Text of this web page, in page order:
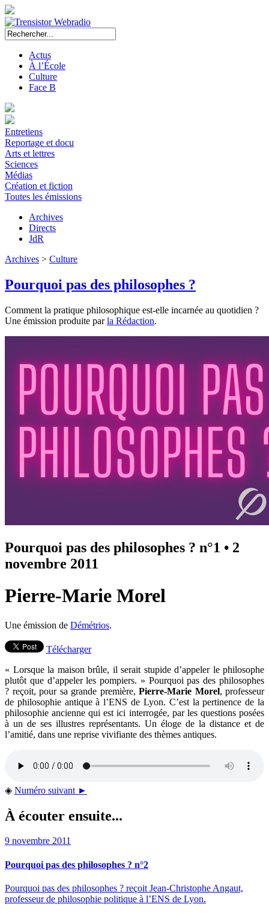
Actus
À l’École
Culture
Face B
Entretiens
Reportage et docu
Arts et lettres
Sciences
Médias
Création et fiction
Toutes les émissions
Archives
Directs
JdR
Archives > Culture
Pourquoi pas des philosophes ?
Comment la pratique philosophique est-elle incarnée au quotidien ?
Une émission produite parla Rédaction.
Pourquoi pas des philosophes ? n°1 • 2
novembre 2011
Pierre-Marie Morel
Une émission de Démétrios.
Télécharger
« Lorsque la maison brûle, il serait stupide d’appeler le philosophe
plutôt que d’appeler les pompiers. » Pourquoi pas des philosophes
? reçoit, pour sa grande première, Pierre-Marie Morel, professeur
de philosophie antique à l’ENS de Lyon. C’est la pertinence de la
philosophie ancienne qui est ici interrogée, par les questions posées
à un de ses illustres représentants. Un éloge de la distance et de
l’amitié, dans une reprise vivifiante des thèmes antiques.
◈ Numéro suivant ►
À écouter ensuite...
9 novembre 2011
Pourquoi pas des philosophes ? n°2
Pourquoi pas des philosophes ? reçoit Jean-Christophe Angaut,
professeur de philosophie politique à l’ENS de Lyon.